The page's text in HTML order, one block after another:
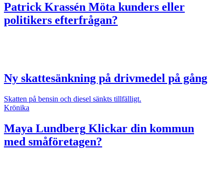
Patrick Krassén Möta kunders eller
politikers efterfrågan?
Ny skattesänkning på drivmedel på gång
Skatten på bensin och diesel sänkts tillfälligt.
Krönika
Maya Lundberg Klickar din kommun
med småföretagen?